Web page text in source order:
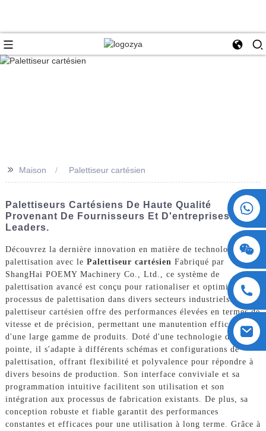
+86 15730993174
>> Maison Palettiseur cartésien
Palettiseurs Cartésiens De Haute Qualité
Provenant De Fournisseurs Et D'entreprises
Leaders.
Découvrez la dernière innovation en matière de technologie de
palettisation avec le Palettiseur cartésien Fabriqué par
ShangHai POEMY Machinery Co., Ltd., ce système de
palettisation avancé est conçu pour rationaliser et optimiser le
processus de palettisation dans divers secteurs industriels. Le
palettiseur cartésien offre des performances élevées en termes de
vitesse et de précision, permettant une manutention efficace
d'une large gamme de produits. Doté d'une technologie de
pointe, il s'adapte à différents schémas et configurations de
palettisation, offrant flexibilité et polyvalence pour répondre à
divers besoins de production. Son interface conviviale et sa
programmation intuitive facilitent son utilisation et son
intégration aux processus de fabrication existants. De plus, sa
conception robuste et fiable garantit des performances
constantes et efficaces pour une utilisation à long terme. Grâce à